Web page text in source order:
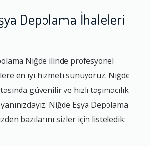
Depolama İhaleleri
Niğde ilinde profesyonel
en iyi hizmeti sunuyoruz. Niğde
güvenilir ve hızlı taşımacılık
Niğde Eşya Depolama
bazılarını sizler için listeledik: